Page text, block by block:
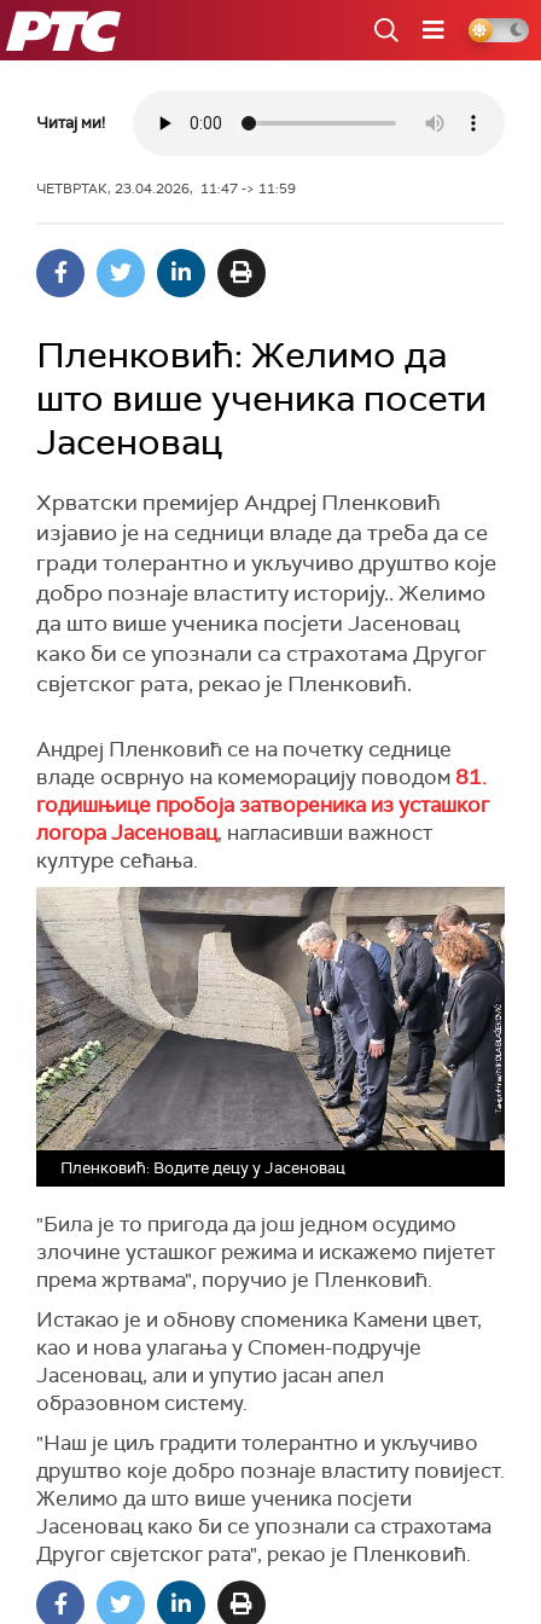
РТС
Читај ми!
ЧЕТВРТАК, 23.04.2026, 11:47 -> 11:59
Пленковић: Желимо да
што више ученика посети
Јасеновац
Хрватски премијер Андреј Пленковић
изјавио је на седници владе да треба да се
гради толерантно и укључиво друштво које
добро познаје властиту историју.. Желимо
да што више ученика посјети Јасеновац
како би се упознали са страхотама Другог
свјетског рата, рекао је Пленковић.
Андреј Пленковић се на почетку седнице
владе осврнуо на комеморацију поводом 81.
годишњице пробоја затвореника из усташког
логора Јасеновац, нагласивши важност
културе сећања.
Пленковић: Водите децу у Јасеновац
"Била је то пригода да још једном осудимо
злочине усташког режима и искажемо пијетет
према жртвама", поручио је Пленковић.
Истакао је и обнову споменика Камени цвет,
као и нова улагања у Спомен-подручје
Јасеновац, али и упутио јасан апел
образовном систему.
"Наш је циљ градити толерантно и укључиво
друштво које добро познаје властиту повијест.
Желимо да што више ученика посјети
Јасеновац како би се упознали са страхотама
Другог свјетског рата", рекао је Пленковић.